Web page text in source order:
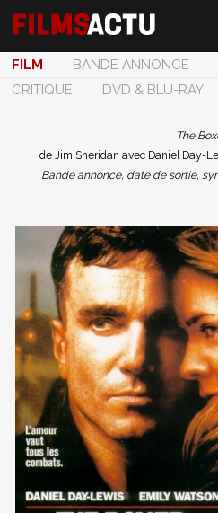
FILM BANDE ANNONCE
CRITIQUE
DVD & BLU-RAY
The
de Jim Sheridan avec Daniel Day-
Bande annonce, date de sortie,